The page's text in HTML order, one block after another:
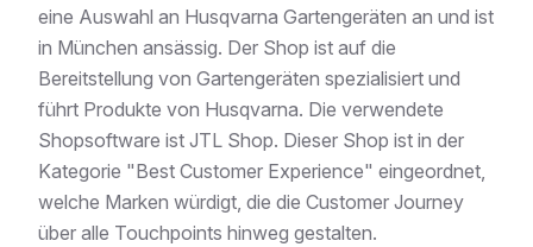
eine Auswahl an Husqvarna Gartengeräten an und ist
in München ansässig. Der Shop ist auf die
Bereitstellung von Gartengeräten spezialisiert und
führt Produkte von Husqvarna. Die verwendete
Shopsoftware ist JTL Shop. Dieser Shop ist in der
Kategorie "Best Customer Experience" eingeordnet,
welche Marken würdigt, die die Customer Journey
über alle Touchpoints hinweg gestalten.